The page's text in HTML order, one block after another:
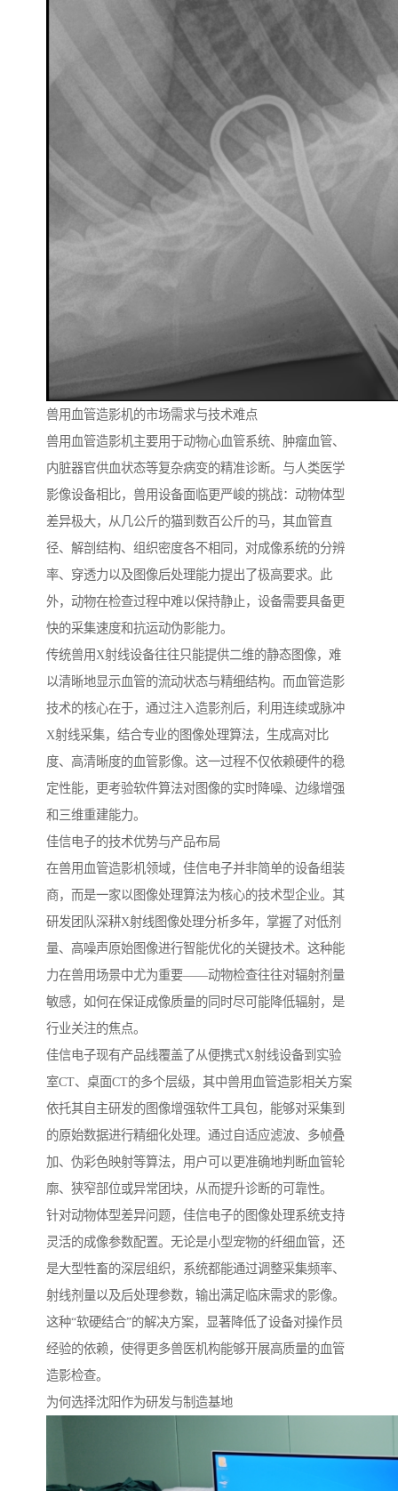
兽用血管造影机的市场需求与技术难点
兽用血管造影机主要用于动物心血管系统、肿瘤血管、
内脏器官供血状态等复杂病变的精准诊断。与人类医学
影像设备相比，兽用设备面临更严峻的挑战：动物体型
差异极大，从几公斤的猫到数百公斤的马，其血管直
径、解剖结构、组织密度各不相同，对成像系统的分辨
率、穿透力以及图像后处理能力提出了极高要求。此
外，动物在检查过程中难以保持静止，设备需要具备更
快的采集速度和抗运动伪影能力。
传统兽用X射线设备往往只能提供二维的静态图像，难
以清晰地显示血管的流动状态与精细结构。而血管造影
技术的核心在于，通过注入造影剂后，利用连续或脉冲
X射线采集，结合专业的图像处理算法，生成高对比
度、高清晰度的血管影像。这一过程不仅依赖硬件的稳
定性能，更考验软件算法对图像的实时降噪、边缘增强
和三维重建能力。
佳信电子的技术优势与产品布局
在兽用血管造影机领域，佳信电子并非简单的设备组装
商，而是一家以图像处理算法为核心的技术型企业。其
研发团队深耕X射线图像处理分析多年，掌握了对低剂
量、高噪声原始图像进行智能优化的关键技术。这种能
力在兽用场景中尤为重要——动物检查往往对辐射剂量
敏感，如何在保证成像质量的同时尽可能降低辐射，是
行业关注的焦点。
佳信电子现有产品线覆盖了从便携式X射线设备到实验
室CT、桌面CT的多个层级，其中兽用血管造影相关方案
依托其自主研发的图像增强软件工具包，能够对采集到
的原始数据进行精细化处理。通过自适应滤波、多帧叠
加、伪彩色映射等算法，用户可以更准确地判断血管轮
廓、狭窄部位或异常团块，从而提升诊断的可靠性。
针对动物体型差异问题，佳信电子的图像处理系统支持
灵活的成像参数配置。无论是小型宠物的纤细血管，还
是大型牲畜的深层组织，系统都能通过调整采集频率、
射线剂量以及后处理参数，输出满足临床需求的影像。
这种“软硬结合”的解决方案，显著降低了设备对操作员
经验的依赖，使得更多兽医机构能够开展高质量的血管
造影检查。
为何选择沈阳作为研发与制造基地